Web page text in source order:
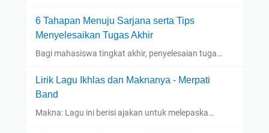
6 Tahapan Menuju Sarjana serta Tips
Menyelesaikan Tugas Akhir
Bagi mahasiswa tingkat akhir, penyelesaian tuga…
Lirik Lagu Ikhlas dan Maknanya - Merpati
Band
Makna: Lagu ini berisi ajakan untuk melepaska…